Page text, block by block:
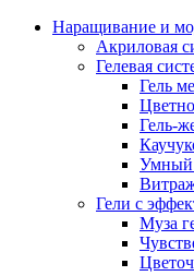
Наращивание и
Акриловая
Гелевая
Гель
Гель-
Умный
Гели с
Муза